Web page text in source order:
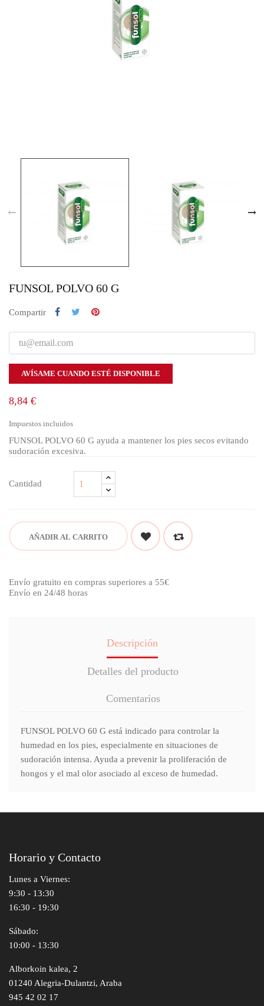
FUNSOL POLVO 60 G
Compartir
AVÍSAME CUANDO ESTÉ DISPONIBLE
8,84 €
Impuestos incluidos
FUNSOL POLVO 60 G ayuda a mantener los pies secos evitando
sudoración excesiva.
Cantidad
AÑADIR AL CARRITO
Envío gratuito en compras superiores a 55€
Envío en 24/48 horas
Descripción
Detalles del producto
Comentarios
FUNSOL POLVO 60 G está indicado para controlar la
humedad en los pies, especialmente en situaciones de
sudoración intensa. Ayuda a prevenir la proliferación de
hongos y el mal olor asociado al exceso de humedad.
Horario y Contacto
Lunes a Viernes:
9:30 - 13:30
16:30 - 19:30
Sábado:
10:00 - 13:30
Alborkoin kalea, 2
01240 Alegria-Dulantzi, Araba
945 42 02 17